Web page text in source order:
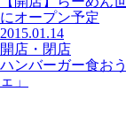
にオープン予定
2015.01.14
開店・閉店
ハンバーガー食お
ェ」